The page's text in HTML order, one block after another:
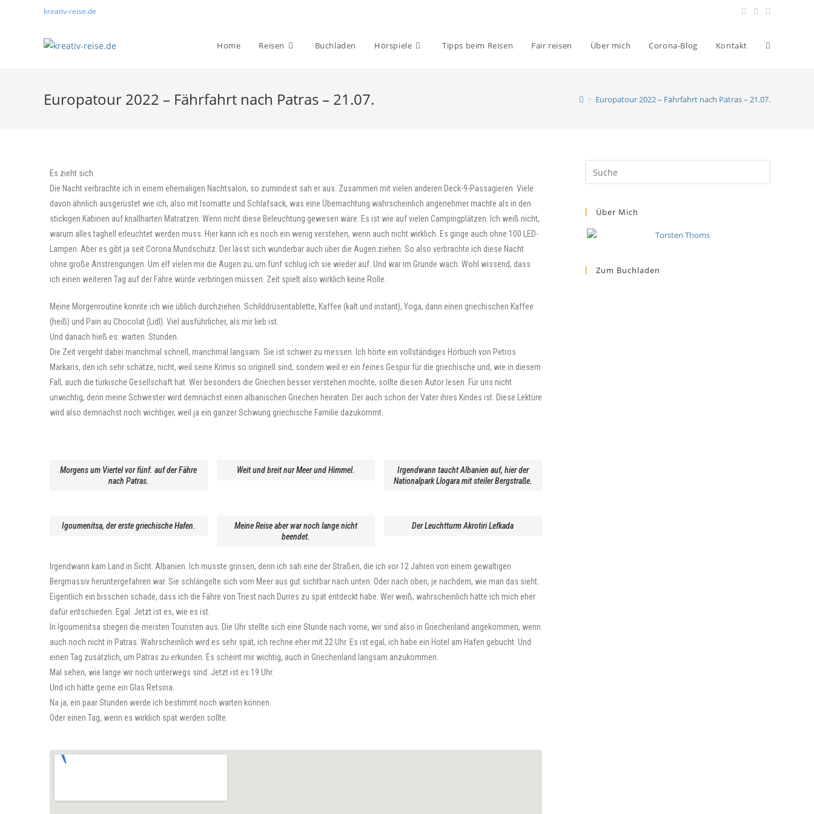
kreativ-reise.de
Home Reisen Buchladen Hörspiele Tipps beim Reisen Fair reisen Über mich Corona-Blog Kontakt
Europatour 2022 – Fährfahrt nach Patras – 21.07. > Europatour 2022 – Fährfahrt nach Patras – 21.07.
Es zieht sich.
Die Nacht verbrachte ich in einem ehemaligen Nachtsalon, so zumindest sah er aus. Zusammen mit vielen anderen Deck-9-Passagieren. Viele
davon ähnlich ausgerüstet wie ich, also mit Isomatte und Schlafsack, was eine Übernachtung wahrscheinlich angenehmer machte als in den
stickigen Kabinen auf knallharten Matratzen. Wenn nicht diese Beleuchtung gewesen wäre. Es ist wie auf vielen Campingplätzen. Ich weiß nicht,
warum alles taghell erleuchtet werden muss. Hier kann ich es noch ein wenig verstehen, wenn auch nicht wirklich. Es ginge auch ohne 100 LED-
Lampen. Aber es gibt ja seit Corona Mundschutz. Der lässt sich wunderbar auch über die Augen ziehen. So also verbrachte ich diese Nacht
ohne große Anstrengungen. Um elf vielen mir die Augen zu, um fünf schlug ich sie wieder auf. Und war im Grunde wach. Wohl wissend, dass
ich einen weiteren Tag auf der Fähre würde verbringen müssen. Zeit spielt also wirklich keine Rolle.
Meine Morgenroutine konnte ich wie üblich durchziehen. Schilddrüsentablette, Kaffee (kalt und instant), Yoga, dann einen griechischen Kaffee
(heiß) und Pain au Chocolat (Lidl). Viel ausführlicher, als mir lieb ist.
Und danach hieß es: warten. Stunden.
Die Zeit vergeht dabei manchmal schnell, manchmal langsam. Sie ist schwer zu messen. Ich hörte ein vollständiges Hörbuch von Petros
Markaris, den ich sehr schätze, nicht, weil seine Krimis so originell sind, sondern weil er ein feines Gespür für die griechische und, wie in diesem
Fall, auch die türkische Gesellschaft hat. Wer besonders die Griechen besser verstehen möchte, sollte diesen Autor lesen. Für uns nicht
unwichtig, denn meine Schwester wird demnächst einen albanischen Griechen heiraten. Der auch schon der Vater ihres Kindes ist. Diese Lektüre
wird also demnächst noch wichtiger, weil ja ein ganzer Schwung griechische Familie dazukommt.
Morgens um Viertel vor fünf. auf der Fähre
nach Patras.
Weit und breit nur Meer und Himmel.
Irgendwann taucht Albanien auf, hier der
Nationalpark Llogara mit steiler Bergstraße.
Igoumenitsa, der erste griechische Hafen.
Meine Reise aber war noch lange nicht
beendet.
Der Leuchtturm Akrotiri Lefkada
Irgendwann kam Land in Sicht. Albanien. Ich musste grinsen, denn ich sah eine der Straßen, die ich vor 12 Jahren von einem gewaltigen
Bergmassiv heruntergefahren war. Sie schlängelte sich vom Meer aus gut sichtbar nach unten. Oder nach oben, je nachdem, wie man das sieht.
Eigentlich ein bisschen schade, dass ich die Fähre von Triest nach Durres zu spät entdeckt habe. Wer weiß, wahrscheinlich hätte ich mich eher
dafür entschieden. Egal. Jetzt ist es, wie es ist.
In Igoumenitsa stiegen die meisten Touristen aus. Die Uhr stellte sich eine Stunde nach vorne, wir sind also in Griechenland angekommen, wenn
auch noch nicht in Patras. Wahrscheinlich wird es sehr spät, ich rechne eher mit 22 Uhr. Es ist egal, ich habe ein Hotel am Hafen gebucht. Und
einen Tag zusätzlich, um Patras zu erkunden. Es scheint mir wichtig, auch in Griechenland langsam anzukommen.
Mal sehen, wie lange wir noch unterwegs sind. Jetzt ist es 19 Uhr.
Und ich hätte gerne ein Glas Retsina.
Na ja, ein paar Stunden werde ich bestimmt noch warten können.
Oder einen Tag, wenn es wirklich spät werden sollte.
Über Mich
Zum Buchladen